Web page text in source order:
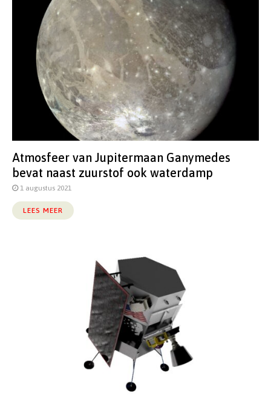
Atmosfeer van Jupitermaan Ganymedes
bevat naast zuurstof ook waterdamp
1 augustus 2021
LEES MEER